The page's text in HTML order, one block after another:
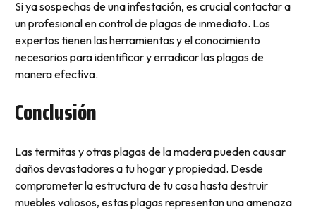
Si ya sospechas de una infestación, es crucial contactar a
un profesional en control de plagas de inmediato. Los
expertos tienen las herramientas y el conocimiento
necesarios para identificar y erradicar las plagas de
manera efectiva.
Conclusión
Las termitas y otras plagas de la madera pueden causar
daños devastadores a tu hogar y propiedad. Desde
comprometer la estructura de tu casa hasta destruir
muebles valiosos, estas plagas representan una amenaza